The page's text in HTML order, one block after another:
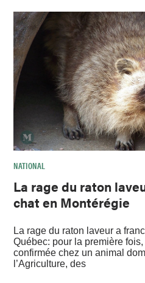
NATIONAL
La rage du raton
chat en Montérégie
La rage du raton laveur a
Québec: pour la première
confirmée chez un animal
l’Agriculture, des